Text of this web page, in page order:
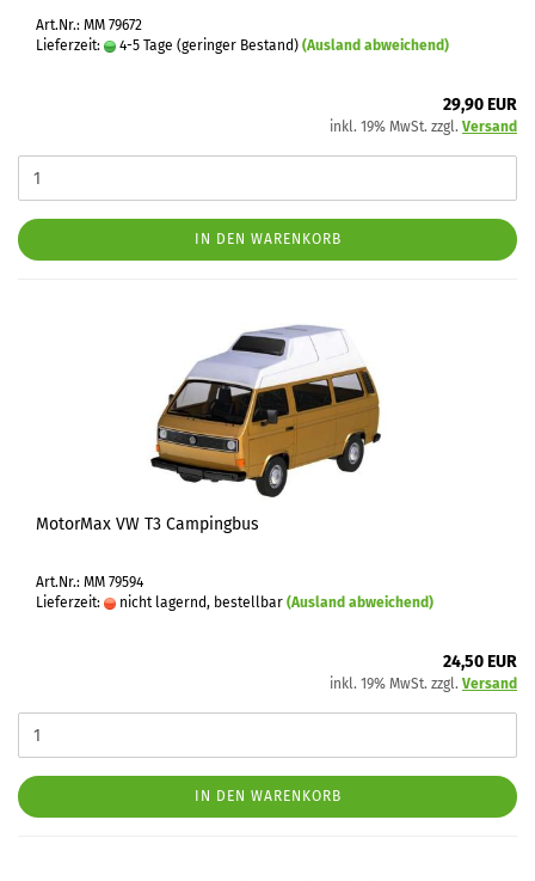
Art.Nr.: MM 79672
Lieferzeit:
4-5 Tage (geringer Bestand) (Ausland abweichend)
29,90 EUR
inkl. 19% MwSt. zzgl. Versand
IN DEN WARENKORB
MotorMax VW T3 Campingbus
Art.Nr.: MM 79594
Lieferzeit:
nicht lagernd, bestellbar (Ausland abweichend)
24,50 EUR
inkl. 19% MwSt. zzgl. Versand
IN DEN WARENKORB